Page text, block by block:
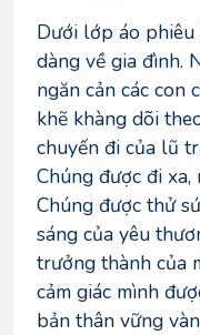
Dưới lớp áo phiêu
dàng về gia đình.
ngăn cản các con
khẽ khàng dõi
chuyến đi của lũ
Chúng được đi
Chúng được thử
sáng của yêu
trưởng thành của
cảm giác mình
bản thân vững